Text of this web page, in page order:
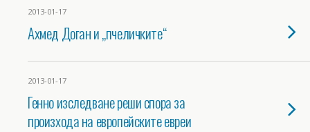
2013-01-17
Ахмед Доган и „пчеличките“
2013-01-17
Генно изследване реши спора за
произхода на европейските евреи